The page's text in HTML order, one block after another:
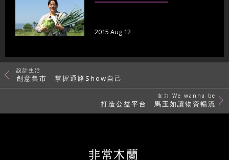
2015 Aug 12
設計生活
創意集市 掌握通路Show自己
女力 We wanna be
打造公益平台 馬玉如讓物資暢流